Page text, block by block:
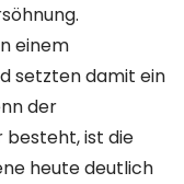
einem
setzten damit ein
der
ist die
heute deutlich